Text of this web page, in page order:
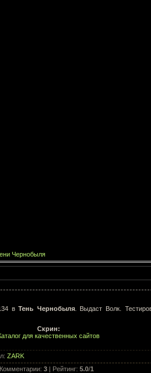
Чернобыля
вТень Чернобыля. Выдаст Волк.
Скрин:
для качественных сайтов
: ZARK
Комментарии: 3 | Рейтинг: 5.0/1